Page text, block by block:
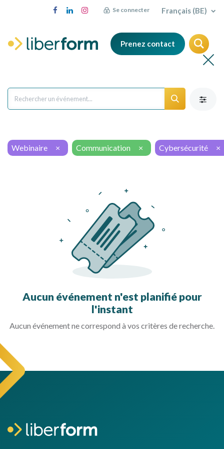
Se connecter Français (BE)
Prenez contact
Webinaire × Communication × Cybersécurité ×
Aucun événement n'est planifié pour
l'instant
Aucun événement ne correspond à vos critères de recherche.